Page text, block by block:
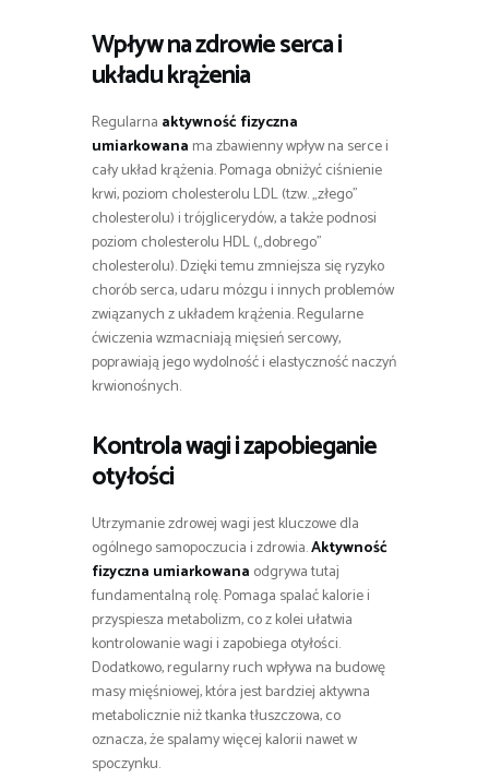
Wpływ na zdrowie serca i
układu krążenia
Regularna aktywność fizyczna
umiarkowana ma zbawienny wpływ na serce i
cały układ krążenia. Pomaga obniżyć ciśnienie
krwi, poziom cholesterolu LDL (tzw. „złego”
cholesterolu) i trójglicerydów, a także podnosi
poziom cholesterolu HDL („dobrego”
cholesterolu). Dzięki temu zmniejsza się ryzyko
chorób serca, udaru mózgu i innych problemów
związanych z układem krążenia. Regularne
ćwiczenia wzmacniają mięsień sercowy,
poprawiają jego wydolność i elastyczność naczyń
krwionośnych.
Kontrola wagi i zapobieganie
otyłości
Utrzymanie zdrowej wagi jest kluczowe dla
ogólnego samopoczucia i zdrowia.Aktywność
fizyczna umiarkowana odgrywa tutaj
fundamentalną rolę. Pomaga spalać kalorie i
przyspiesza metabolizm, co z kolei ułatwia
kontrolowanie wagi i zapobiega otyłości.
Dodatkowo, regularny ruch wpływa na budowę
masy mięśniowej, która jest bardziej aktywna
metabolicznie niż tkanka tłuszczowa, co
oznacza, że spalamy więcej kalorii nawet w
spoczynku.